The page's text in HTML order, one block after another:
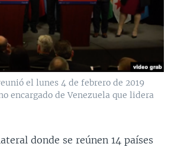
Y CULTURA
DÍA
VOA
el lunes 4 de febrero de 2019
encargado de Venezuela que lidera
donde se reúnen 14 países